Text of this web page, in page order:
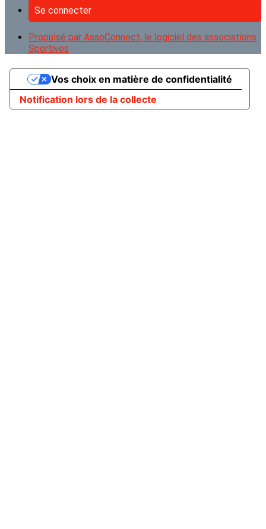
Se connecter
Propulsé par AssoConnect, le logiciel des associations
Sportives
Notification lors de la collecte
Vos choix en matière de confidentialité